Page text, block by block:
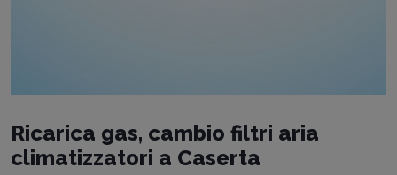
Ricarica gas, cambio filtri aria
climatizzatori a Caserta